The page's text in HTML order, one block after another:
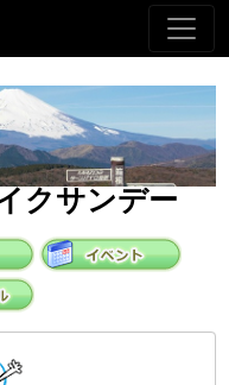
クサンデー